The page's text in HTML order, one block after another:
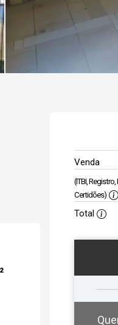
Venda
(ITBI, Registro,
Certidões)
Total
dados da